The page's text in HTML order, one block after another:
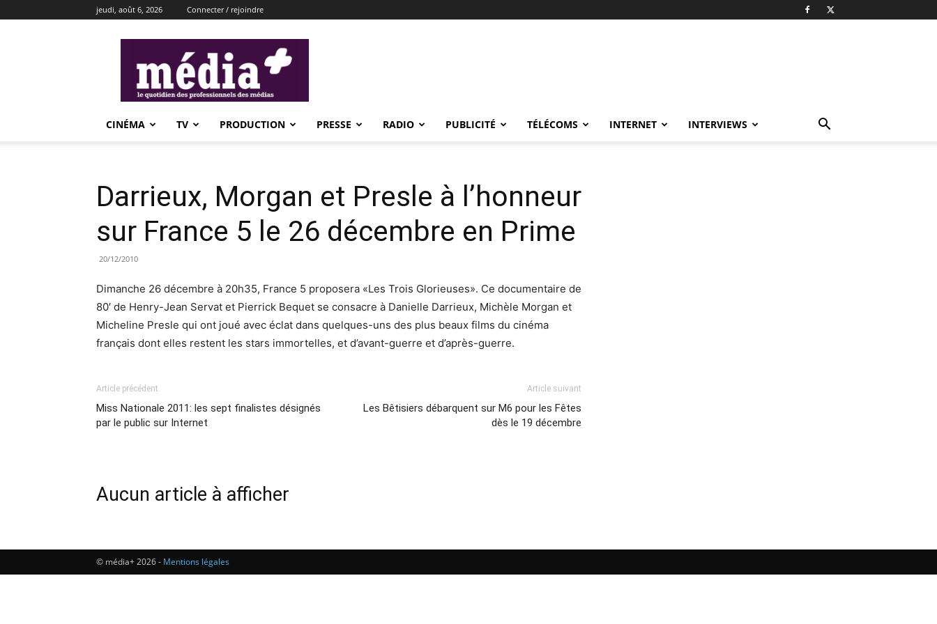
jeudi, août 6, 2026 Connecter / rejoindre
CINÉMA TV PRODUCTION PRESSE RADIO PUBLICITÉ TÉLÉCOMS INTERNET INTERVIEWS
Darrieux, Morgan et Presle à l’honneur
sur France 5 le 26 décembre en Prime
20/12/2010
Dimanche 26 décembre à 20h35, France 5 proposera «Les Trois Glorieuses». Ce documentaire de
80′ de Henry-Jean Servat et Pierrick Bequet se consacre à Danielle Darrieux, Michèle Morgan et
Micheline Presle qui ont joué avec éclat dans quelques-uns des plus beaux films du cinéma
français dont elles restent les stars immortelles, et d’avant-guerre et d’après-guerre.
Article précédent
Miss Nationale 2011: les sept finalistes désignés
par le public sur Internet
Article suivant
Les Bêtisiers débarquent sur M6 pour les Fêtes
dès le 19 décembre
Aucun article à afficher
© média+ 2026 - Mentions légales